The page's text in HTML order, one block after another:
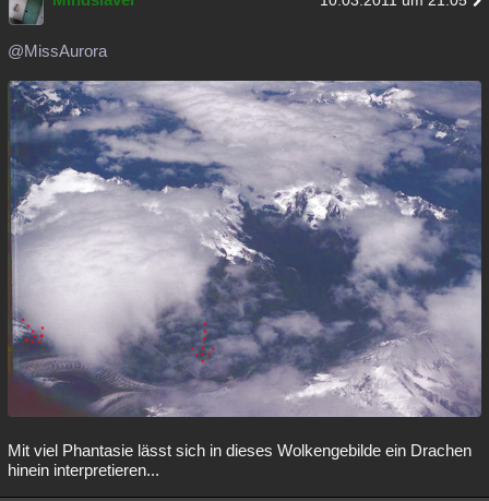
@MissAurora
Mit viel Phantasie lässt sich in dieses Wolkengebilde ein Drachen
hinein interpretieren...